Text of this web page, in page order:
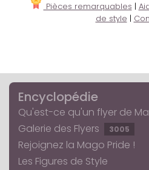
Pièces remarquables |
de style |
Encyclopédie
Qu'est-ce qu'un flyer de
Galerie des Flyers
3005
Rejoignez la Mago Pride !
Les Figures de Style